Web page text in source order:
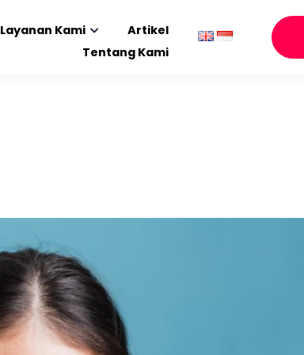
Layanan Kami
Artikel
Tentang Kami